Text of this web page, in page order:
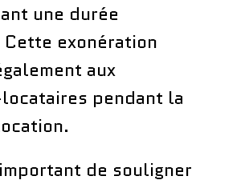
une durée
exonération
aux
pendant la
de souligner